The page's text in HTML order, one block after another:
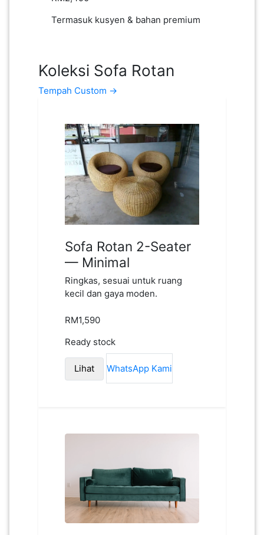
Termasuk kusyen & bahan premium
Koleksi Sofa Rotan
Tempah Custom →
Sofa Rotan 2-Seater
— Minimal
Ringkas, sesuai untuk ruang
kecil dan gaya moden.
RM1,590
Ready stock
Lihat WhatsApp Kami
LABUAN(2)
MALAYSIA(82)
INDONESIA(1)
SINGAPORE(0)